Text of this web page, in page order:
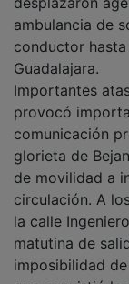
ambulancia de
conductor
Guadalajara.
Importantes
provocó
comunicación
glorieta de
de movilidad a
circulación. A
la calle
matutina de
imposibilidad de
que convirtió